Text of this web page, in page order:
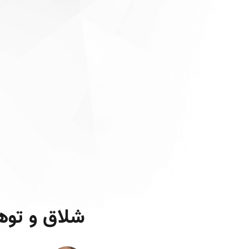
شلاق‌ و